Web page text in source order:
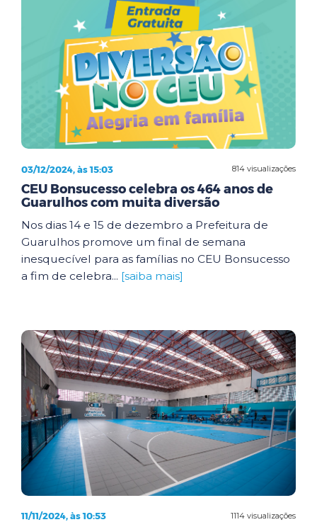
814 visualizações
03/12/2024, às 15:03
CEU Bonsucesso celebra os 464 anos de
Guarulhos com muita diversão
Nos dias 14 e 15 de dezembro a Prefeitura de
Guarulhos promove um final de semana
inesquecível para as famílias no CEU Bonsucesso
a fim de celebra... [saiba mais]
1114 visualizações
11/11/2024, às 10:53